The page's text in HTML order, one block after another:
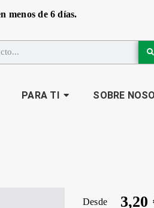
menos de 6 días.
PARA TI SOBRE
Desde 3,20